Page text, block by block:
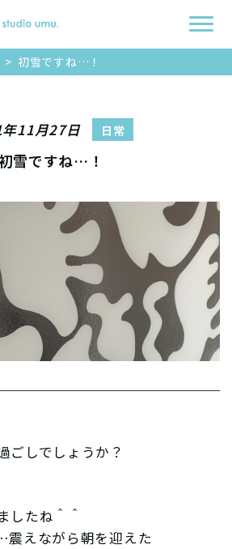
> 初雪ですね…！
11月27日 日常
雪ですね…！
ごしでしょうか？
したね＾＾
震えながら朝を迎えた